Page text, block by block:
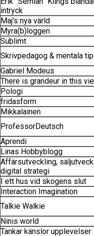
intryck
Maj’s nya värld
Myra(b)loggen
Sublimt
Skrivpedagog & mentala
Gabriel Modeus
There is grandeur in this
Pologi
fridasform
Mikkalainen
ProfessorDeutsch
Aprendi
Linas Hobbyblogg
Affärsutveckling,
digital strategi
I ett hus vid skogens slut
Interaction Imagination
Talkie Walkie
Ninis world
Tankar känslor upplevelser